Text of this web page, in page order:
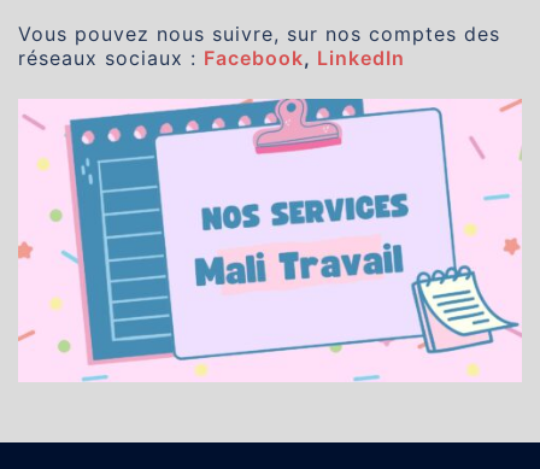
Vous pouvez nous suivre, sur nos comptes des
réseaux sociaux : Facebook, LinkedIn